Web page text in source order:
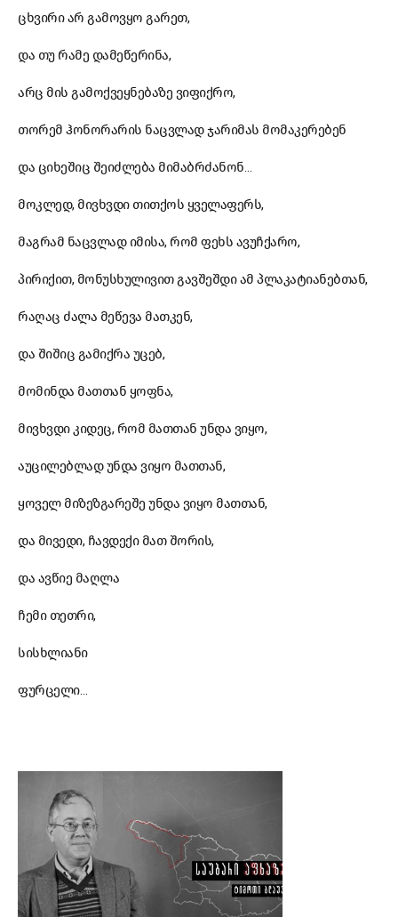
ცხვირი არ გამოვყო გარეთ,
და თუ რამე დამეწერინა,
არც მის გამოქვეყნებაზე ვიფიქრო,
თორემ ჰონორარის ნაცვლად ჯარიმას მომაკერებენ
და ციხეშიც შეიძლება მიმაბრძანონ…
მოკლედ, მივხვდი თითქოს ყველაფერს,
მაგრამ ნაცვლად იმისა, რომ ფეხს ავუჩქარო,
პირიქით, მონუსხულივით გავშეშდი ამ პლაკატიანებთან,
რაღაც ძალა მეწევა მათკენ,
და შიშიც გამიქრა უცებ,
მომინდა მათთან ყოფნა,
მივხვდი კიდეც, რომ მათთან უნდა ვიყო,
აუცილებლად უნდა ვიყო მათთან,
ყოველ მიზეზგარეშე უნდა ვიყო მათთან,
და მივედი, ჩავდექი მათ შორის,
და ავწიე მაღლა
ჩემი თეთრი,
სისხლიანი
ფურცელი…